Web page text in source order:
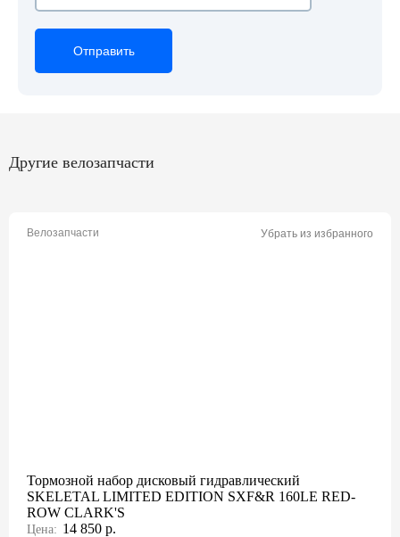
Отправить
Отправить
Отправить
Другие велозапчасти
Велозапчасти Убрать из избранного
Тормозной набор дисковый гидравлический
SKELETAL LIMITED EDITION SXF&R 160LE RED-
ROW CLARK'S
Цена: 14 850 р.